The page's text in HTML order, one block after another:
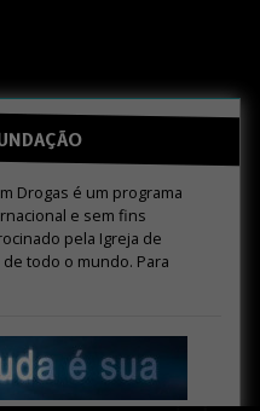
Drogas é um programa
e sem fins
pela Igreja de
todo o mundo. Para